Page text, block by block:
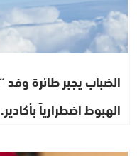
الضباب يجبر طائرة وفد
الهبوط اضطرارياً